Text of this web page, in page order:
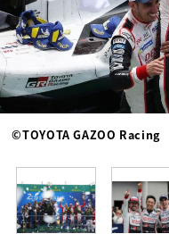
©TOYOTA GAZOO Racing